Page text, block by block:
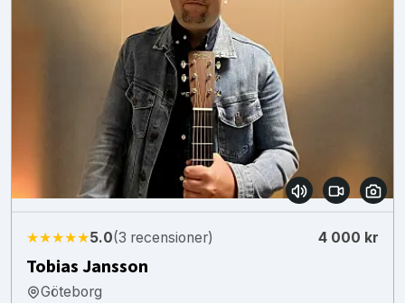
★★★★★5.0(3 recensioner) 4 000 kr
Tobias Jansson
Göteborg